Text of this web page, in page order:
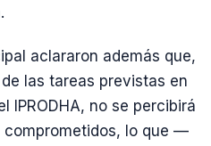
aclararon además que,
las tareas previstas en
IPRODHA, no se percibirá
comprometidos, lo que —